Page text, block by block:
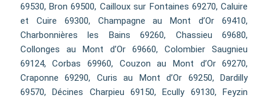
69530, Bron 69500, Cailloux sur Fontaines 69270, Caluire
et Cuire 69300, Champagne au Mont d’Or 69410,
Charbonnières les Bains 69260, Chassieu 69680,
Collonges au Mont d’Or 69660, Colombier Saugnieu
69124, Corbas 69960, Couzon au Mont d’Or 69270,
Craponne 69290, Curis au Mont d’Or 69250, Dardilly
69570, Décines Charpieu 69150, Ecully 69130, Feyzin